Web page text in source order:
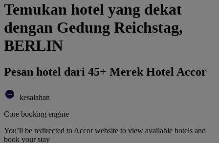
Temukan hotel yang dekat
dengan Gedung Reichstag,
BERLIN
Pesan hotel dari 45+ Merek Hotel Accor
kesalahan
Core booking engine
You’ll be redirected to Accor website to view available hotels and
book your stay